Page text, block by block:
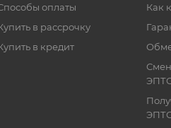
оплаты
в рассрочку
в кредит
Как